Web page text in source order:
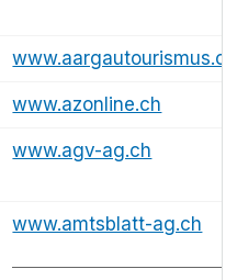
www.aargautourismus.ch
www.azonline.ch
www.agv-ag.ch
www.amtsblatt-ag.ch